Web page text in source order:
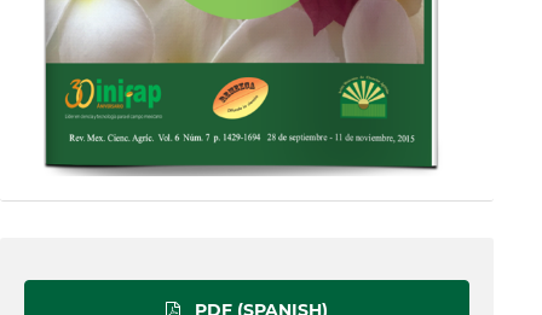
PDF (SPANISH)